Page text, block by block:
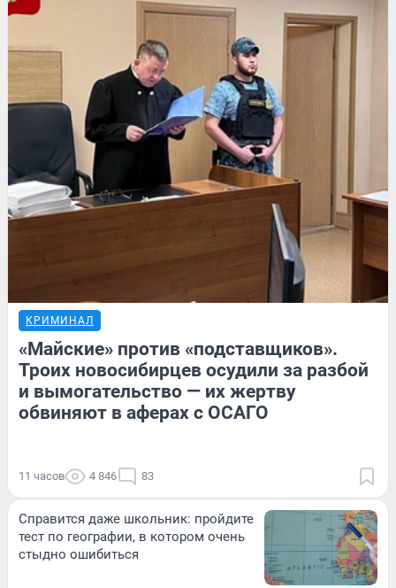
КРИМИНАЛ
«Майские» против «подставщиков».
Троих новосибирцев осудили за разбой
и вымогательство — их жертву
обвиняют в аферах с ОСАГО
11 часов 4 846 83
Справится даже школьник: пройдите
тест по географии, в котором очень
стыдно ошибиться